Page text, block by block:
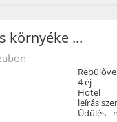
környéke ...
4 éj
Hotel
leírás
Üdülés -